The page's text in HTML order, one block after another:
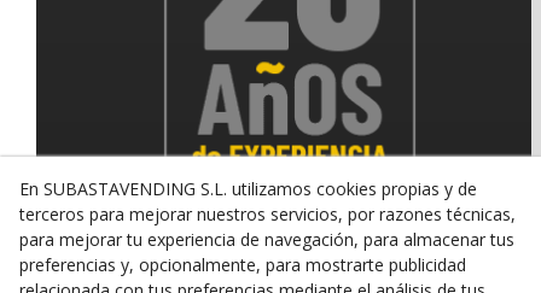
En SUBASTAVENDING S.L. utilizamos cookies propias y de
terceros para mejorar nuestros servicios, por razones técnicas,
para mejorar tu experiencia de navegación, para almacenar tus
preferencias y, opcionalmente, para mostrarte publicidad